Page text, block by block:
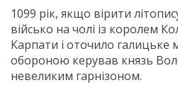
1099 рік, якщо вірити
військо на чолі із королем
Карпати і оточило
обороною керував князь
невеликим гарнізоном.